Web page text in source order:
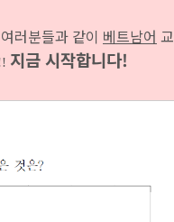
러분들과 같이 베트남어
지금 시작합니다!